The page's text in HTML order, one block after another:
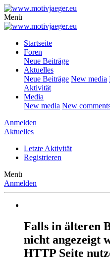
Menü
Startseite
Foren
Neue Beiträge
Aktuelles
Neue Beiträge New media
Aktivität
Media
New media New
Anmelden
Aktuelles
Letzte Aktivität
Registrieren
Menü
Anmelden
Falls in älteren
nicht angezeigt
HTTP Seite